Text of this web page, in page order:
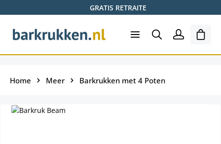
GRATIS RETRAITE
Home Meer Barkrukken met 4 Poten